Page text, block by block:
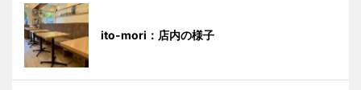
ito-mori：店内の様子